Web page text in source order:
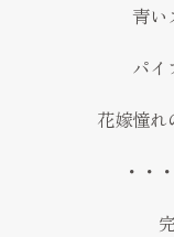
青い
パイ
花嫁憧れ
・・